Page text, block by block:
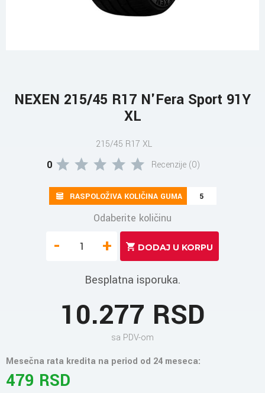
NEXEN 215/45 R17 N'Fera Sport 91Y
XL
215/45 R17 XL
0 Recenzije (0)
RASPOLOŽIVA KOLIČINA GUMA 5
Odaberite količinu
- +
Besplatna isporuka.
10.277 RSD
sa PDV-om
Mesečna rata kredita na period od 24 meseca:
479 RSD